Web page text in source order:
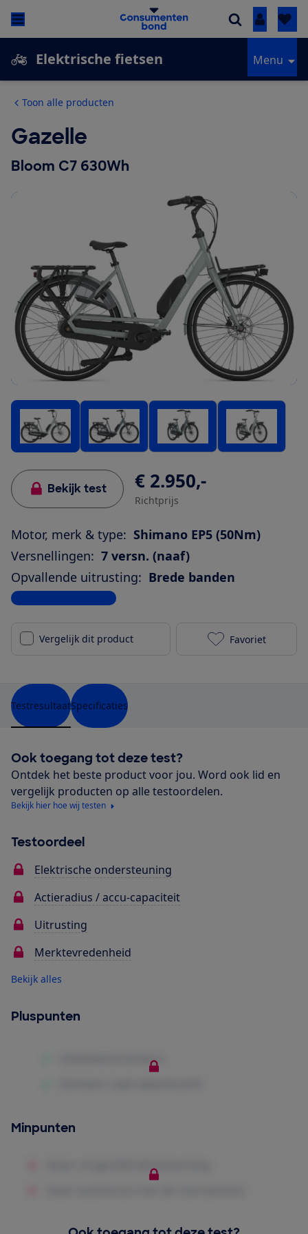
Inloggen
Elektrische fietsen Menu
Toon alle producten
Gazelle
Bloom C7 630Wh
Bekijk test € 2.950,-
Richtprijs
Motor, merk & type: Shimano EP5 (50Nm)
Versnellingen: 7 versn. (naaf)
Opvallende uitrusting: Brede banden
Bekijk alle specificaties
Vergelijk dit product Gazelle
Favoriet
TestresultaatSpecificaties
Ook toegang tot deze test?
Ontdek het beste product voor jou. Word ook lid en
vergelijk producten op alle testoordelen.
Bekijk hier hoe wij testen
Testoordeel
Elektrische ondersteuning
Actieradius / accu-capaciteit
Uitrusting
Merktevredenheid
Bekijk alles
Pluspunten
Minpunten